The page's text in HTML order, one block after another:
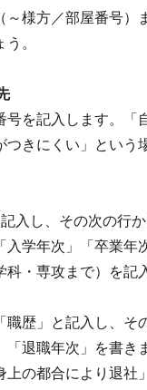
～様方／部屋番号
。
号を記入します。「
きにくい」という
入し、その次の行
学年次」「卒業年
・専攻まで）を記
職歴」と記入し、
「退職年次」を書き
上の都合により退